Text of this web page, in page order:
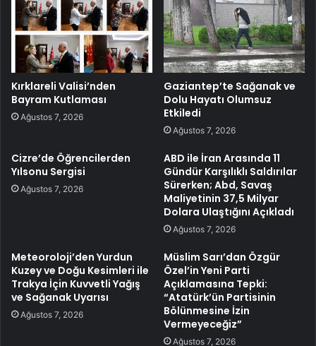
Kırklareli Valisi’nden
Bayram Kutlaması
Ağustos 7, 2026
Gaziantep’te Sağanak ve
Dolu Hayatı Olumsuz
Etkiledi
Ağustos 7, 2026
Cizre’de Öğrencilerden
Yılsonu Sergisi
Ağustos 7, 2026
ABD ile İran Arasında 11
Gündür Karşılıklı Saldırılar
Sürerken; Abd, Savaş
Maliyetinin 37,5 Milyar
Dolara Ulaştığını Açıkladı
Ağustos 7, 2026
Meteoroloji’den Yurdun
Kuzey ve Doğu Kesimleri ile
Trakya İçin Kuvvetli Yağış
ve Sağanak Uyarısı
Ağustos 7, 2026
Müslim Sarı’dan Özgür
Özel’in Yeni Parti
Açıklamasına Tepki:
“Atatürk’ün Partisinin
Bölünmesine İzin
Vermeyeceğiz”
Ağustos 7, 2026